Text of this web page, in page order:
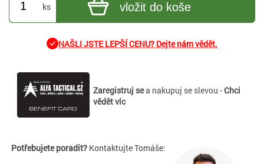
ks vložit do koše
NAŠLI JSTE LEPŠÍ CENU? Dejte nám vědět.
Zaregistruj sea nakupuj se slevou -Chci
vědět víc
Potřebujete poradit? Kontaktujte Tomáše: